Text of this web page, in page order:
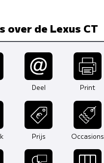
over de Lexus CT
Deel Print
Prijs Occasions